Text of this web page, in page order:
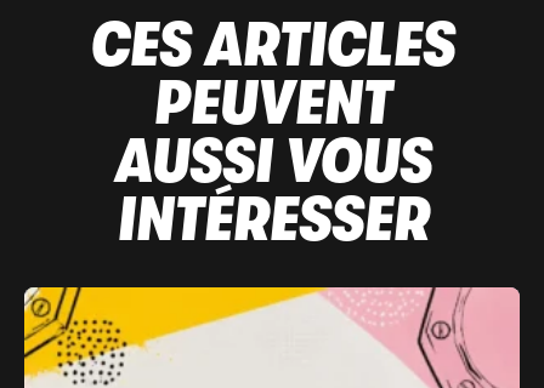
CES ARTICLES
PEUVENT
AUSSI VOUS
INTÉRESSER